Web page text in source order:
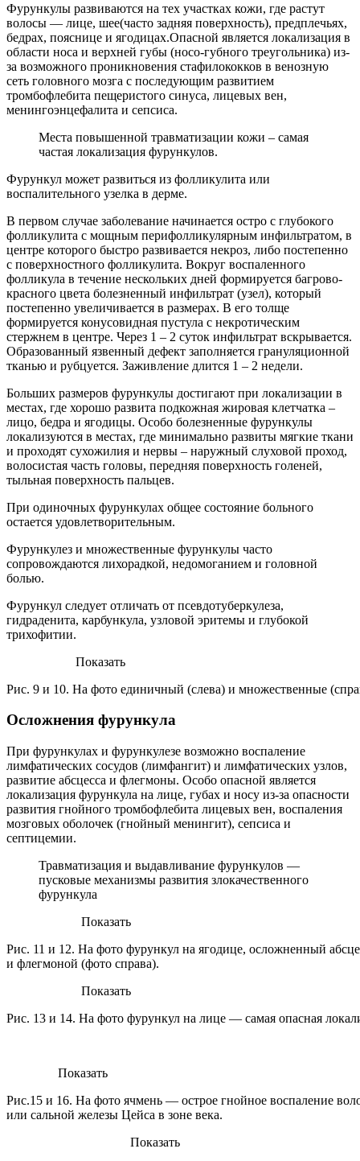
Фурункулы развиваются на тех участках кожи, где растут
волосы — лице, шее(часто задняя поверхность), предплечьях,
бедрах, пояснице и ягодицах.Опасной является локализация в
области носа и верхней губы (носо-губного треугольника) из-
за возможного проникновения стафилококков в венозную
сеть головного мозга с последующим развитием
тромбофлебита пещеристого синуса, лицевых вен,
менингоэнцефалита и сепсиса.
Места повышенной травматизации кожи – самая
частая локализация фурункулов.
Фурункул может развиться из фолликулита или
воспалительного узелка в дерме.
В первом случае заболевание начинается остро с глубокого
фолликулита с мощным перифолликулярным инфильтратом, в
центре которого быстро развивается некроз, либо постепенно
с поверхностного фолликулита. Вокруг воспаленного
фолликула в течение нескольких дней формируется багрово-
красного цвета болезненный инфильтрат (узел), который
постепенно увеличивается в размерах. В его толще
формируется конусовидная пустула с некротическим
стержнем в центре. Через 1 – 2 суток инфильтрат вскрывается.
Образованный язвенный дефект заполняется грануляционной
тканью и рубцуется. Заживление длится 1 – 2 недели.
Больших размеров фурункулы достигают при локализации в
местах, где хорошо развита подкожная жировая клетчатка –
лицо, бедра и ягодицы. Особо болезненные фурункулы
локализуются в местах, где минимально развиты мягкие ткани
и проходят сухожилия и нервы – наружный слуховой проход,
волосистая часть головы, передняя поверхность голеней,
тыльная поверхность пальцев.
При одиночных фурункулах общее состояние больного
остается удовлетворительным.
Фурункулез и множественные фурункулы часто
сопровождаются лихорадкой, недомоганием и головной
болью.
Фурункул следует отличать от псевдотуберкулеза,
гидраденита, карбункула, узловой эритемы и глубокой
трихофитии.
Показать
Рис. 9 и 10. На фото единичный (слева) и множественные
Осложнения фурункула
При фурункулах и фурункулезе возможно воспаление
лимфатических сосудов (лимфангит) и лимфатических узлов,
развитие абсцесса и флегмоны. Особо опасной является
локализация фурункула на лице, губах и носу из-за опасности
развития гнойного тромбофлебита лицевых вен, воспаления
мозговых оболочек (гнойный менингит), сепсиса и
септицемии.
Травматизация и выдавливание фурункулов —
пусковые механизмы развития злокачественного
фурункула
Показать
Рис. 11 и 12. На фото фурункул на ягодице, осложненный
и флегмоной (фото справа).
Показать
Рис. 13 и 14. На фото фурункул на лице — самая опасная
Показать
Рис.15 и 16. На фото ячмень — острое гнойное воспаление
или сальной железы Цейса в зоне века.
Показать